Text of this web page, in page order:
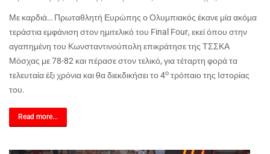
Με καρδιά… Πρωταθλητή Ευρώπης ο Ολυμπιακός έκανε μία ακόμα
τεράστια εμφάνιση στον ημιτελικό του Final Four, εκεί όπου στην
αγαπημένη του Κωνσταντινούπολη επικράτησε της ΤΣΣΚΑ
Μόσχας με 78-82 και πέρασε στον τελικό, για τέταρτη φορά τα
τελευταία έξι χρόνια και θα διεκδικήσει το 4ο τρόπαιο της Ιστορίας
του.
Read more...